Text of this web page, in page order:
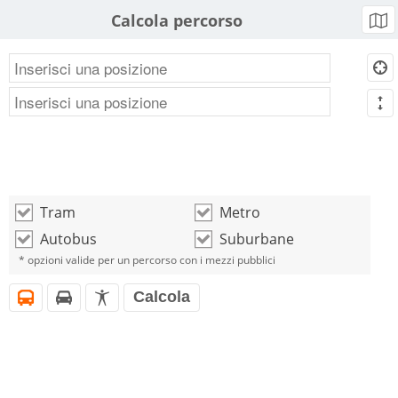
Calcola percorso b
d
m
o Tram o Metro
o Autobus o Suburbane
* opzioni valide per un percorso con i mezzi pubblici
i h l Calcola